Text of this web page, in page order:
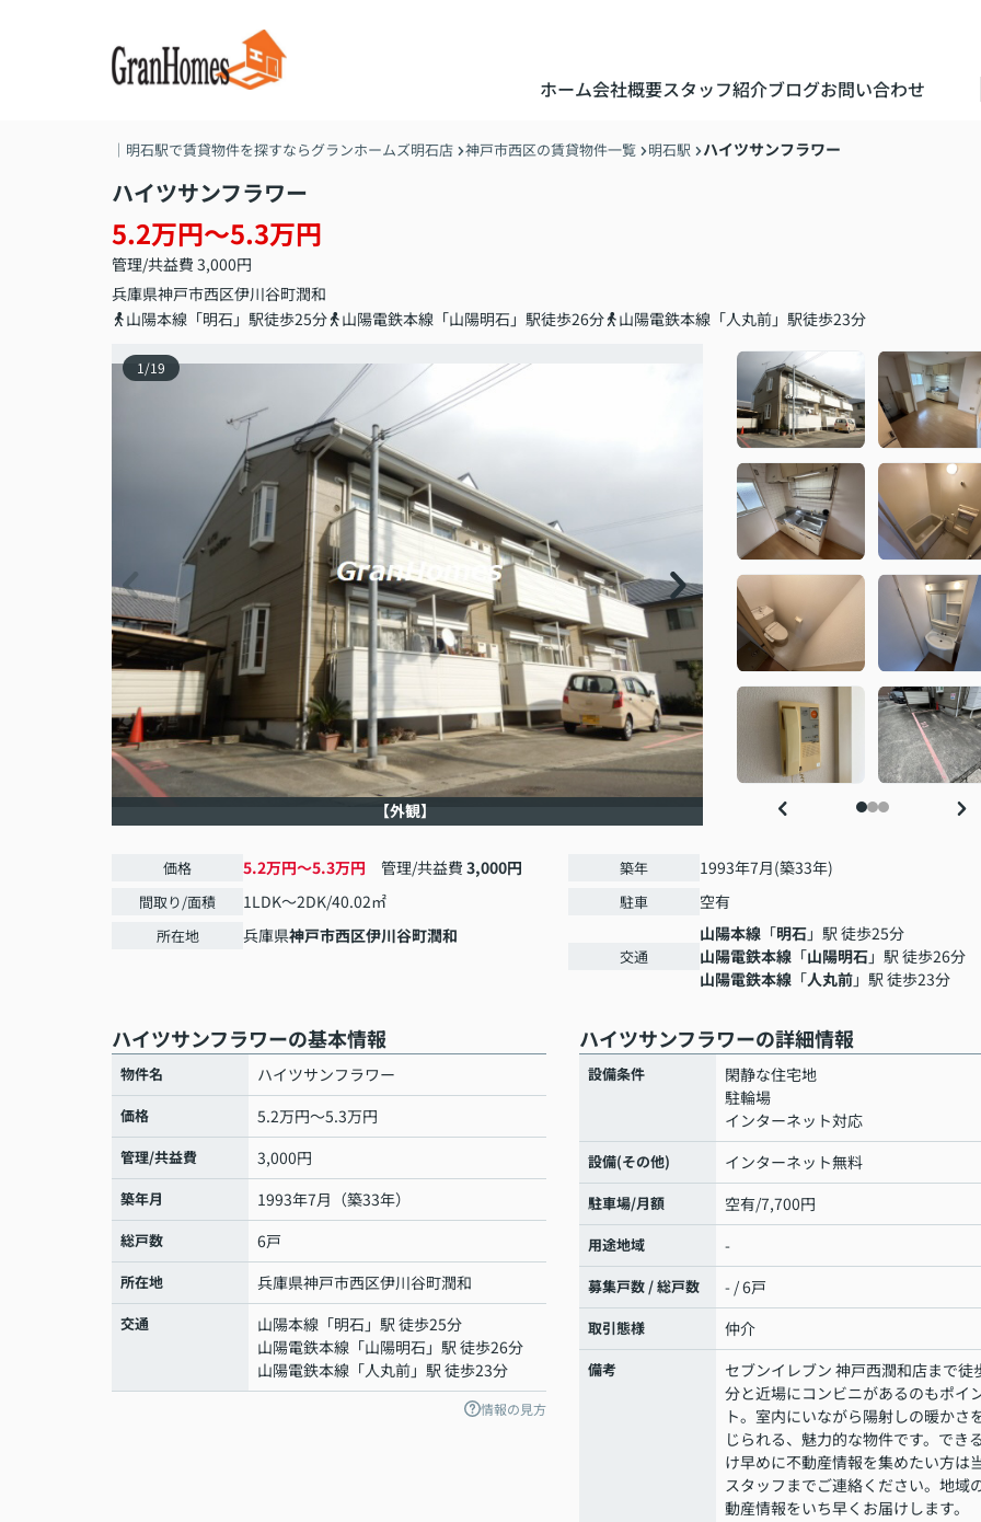
ホーム会社概要スタッフ紹介ブログお問い合わせ
｜明石駅で賃貸物件を探すならグランホームズ明石店 神戸市西区の賃貸物件一覧 明石駅 ハイツサンフラワー
ハイツサンフラワー
5.2万円～5.3万円
管理/共益費 3,000円
兵庫県神戸市西区伊川谷町潤和
山陽本線「明石」駅徒歩25分
山陽電鉄本線「山陽明石」駅徒歩26分 山陽電鉄本線「人丸前」駅徒歩23分
1 /19
【外観】
価格 5.2万円～5.3万円 管理/共益費 3,000円
間取り/面積 1LDK～2DK/40.02㎡
所在地 兵庫県神戸市西区伊川谷町潤和
築年 1993年7月(築33年)
駐車 空有
交通
山陽本線 「明石」駅 徒歩25分
山陽電鉄本線 「山陽明石」駅 徒歩26分
山陽電鉄本線 「人丸前」駅 徒歩23分
ハイツサンフラワーの基本情報
物件名 ハイツサンフラワー
価格 5.2万円～5.3万円
管理/共益費 3,000円
築年月 1993年7月（築33年）
総戸数 6戸
所在地 兵庫県神戸市西区伊川谷町潤和
交通 山陽本線 「明石 」駅 徒歩25分
山陽電鉄本線 「山陽明石 」駅 徒歩26分
山陽電鉄本線 「人丸前」駅 徒歩23分
情報の見方
ハイツサンフラワーの詳細情報
設備条件
閑静な住宅地
駐輪場
インターネット対応
設備(その他) インターネット無料
駐車場/月額 空有/7,700円
用途地域 -
募集戸数 / 総戸数 - / 6戸
取引態様 仲介
備考
セブンイレブン 神戸西潤和店まで徒
分と近場にコンビニがあるのもポイ
ト。室内にいながら陽射しの暖かさ
じられる、魅力的な物件です。でき
け早めに不動産情報を集めたい方は
スタッフまでご連絡ください。地域
動産情報をいち早くお届けします。